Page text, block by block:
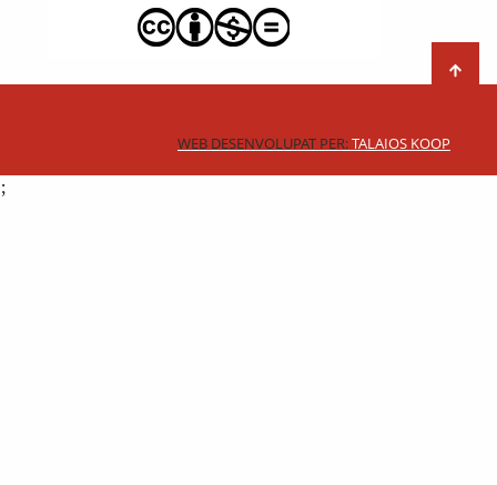
WEB DESENVOLUPAT PER:TALAIOS KOOP
;